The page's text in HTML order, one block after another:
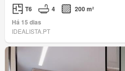
T6 4
200 m²
Há 15 dias
IDEALISTA.PT